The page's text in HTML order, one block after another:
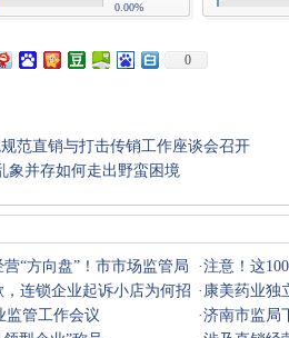
0.00%
0
范直销与打击传销工作座谈会召开
象并存如何走出野蛮困境
“方向盘”！市市场监管局
·注意！这
时准备跑路
连锁企业起诉小店为何招 · 康美药业独
监管工作会议 ·济南市监局